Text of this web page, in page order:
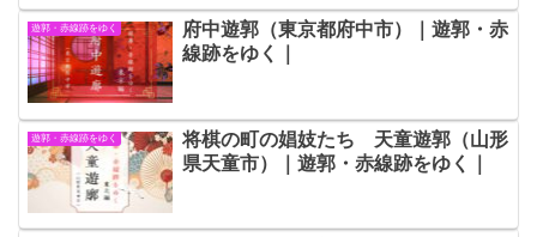
遊郭・赤線跡をゆく
府中遊郭（東京都府中市）｜遊郭・赤
線跡をゆく｜
遊郭・赤線跡をゆく
将棋の町の娼妓たち 天童遊郭（山形
県天童市）｜遊郭・赤線跡をゆく｜